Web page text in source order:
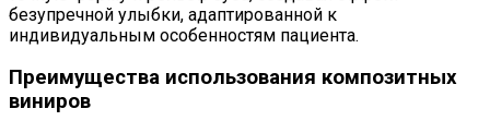
безупречной улыбки, адаптированной к
индивидуальным особенностям пациента.
Преимущества использования композитных
виниров